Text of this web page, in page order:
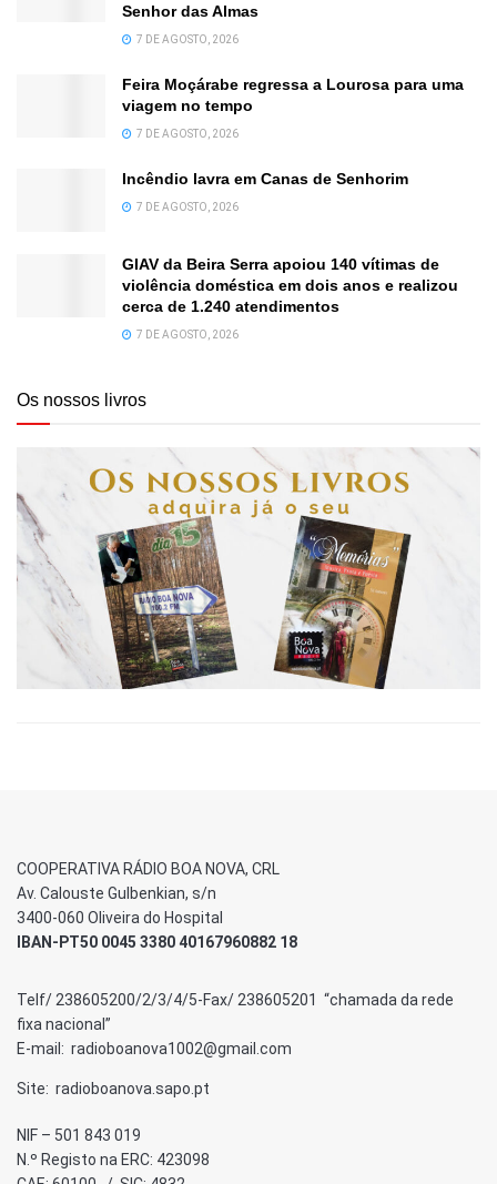
Senhor das Almas
7 DE AGOSTO, 2026
Feira Moçárabe regressa a Lourosa para uma
viagem no tempo
7 DE AGOSTO, 2026
Incêndio lavra em Canas de Senhorim
7 DE AGOSTO, 2026
GIAV da Beira Serra apoiou 140 vítimas de
violência doméstica em dois anos e realizou
cerca de 1.240 atendimentos
7 DE AGOSTO, 2026
Os nossos livros
COOPERATIVA RÁDIO BOA NOVA, CRL
Av. Calouste Gulbenkian, s/n
3400-060 Oliveira do Hospital
IBAN-PT50 0045 3380 40167960882 18
Telf/ 238605200/2/3/4/5-Fax/ 238605201 “chamada da rede
fixa nacional”
E-mail: radioboanova1002@gmail.com
Site: radioboanova.sapo.pt
NIF – 501 843 019
N.º Registo na ERC: 423098